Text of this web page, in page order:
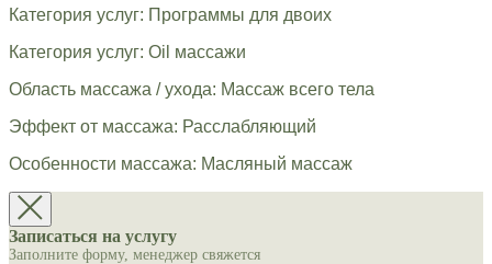
Категория услуг: Программы для двоих
Категория услуг: Oil массажи
Область массажа / ухода: Массаж всего тела
Эффект от массажа: Расслабляющий
Особенности массажа: Масляный массаж
Записаться на услугу
Заполните форму, менеджер свяжется